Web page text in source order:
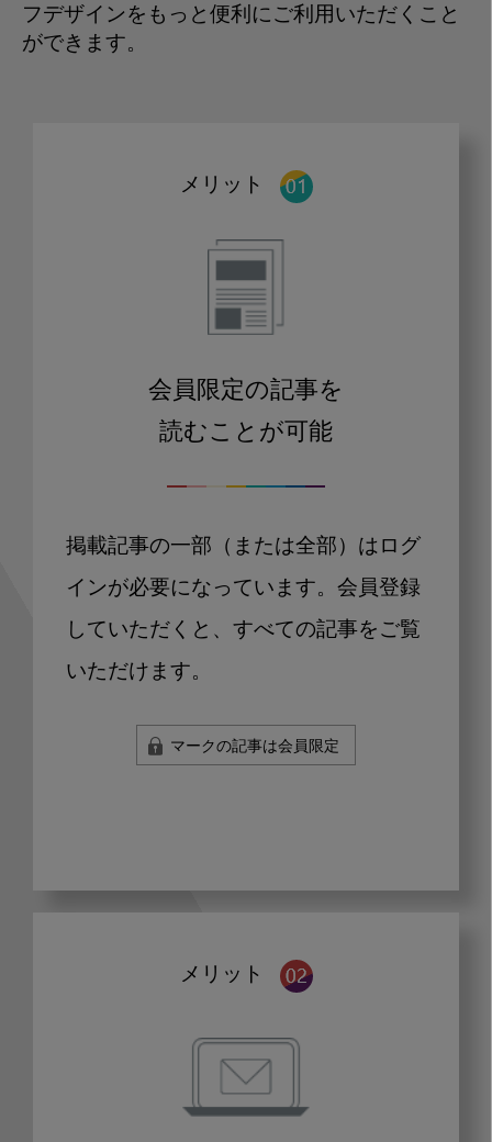
フデザインをもっと便利にご利用いただくこと
ができます。
メリット
会員限定の記事を
読むことが可能
掲載記事の一部（または全部）はログ
インが必要になっています。会員登録
していただくと、すべての記事をご覧
いただけます。
マークの記事は会員限定
メリット